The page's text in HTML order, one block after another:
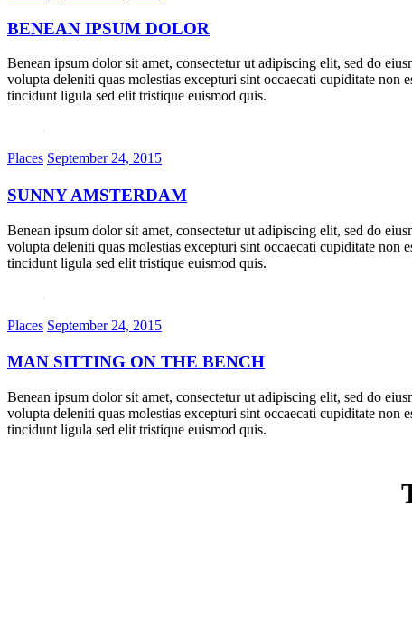
BENEAN IPSUM DOLOR
Benean ipsum dolor sit amet, consectetur ut adipiscing elit, sed do
volupta deleniti quas molestias excepturi sint occaecati cupiditate
tincidunt ligula sed elit tristique euismod quis.
Places September 24, 2015
SUNNY AMSTERDAM
Benean ipsum dolor sit amet, consectetur ut adipiscing elit, sed do
volupta deleniti quas molestias excepturi sint occaecati cupiditate
tincidunt ligula sed elit tristique euismod quis.
Places September 24, 2015
MAN SITTING ON THE BENCH
Benean ipsum dolor sit amet, consectetur ut adipiscing elit, sed do
volupta deleniti quas molestias excepturi sint occaecati cupiditate
tincidunt ligula sed elit tristique euismod quis.